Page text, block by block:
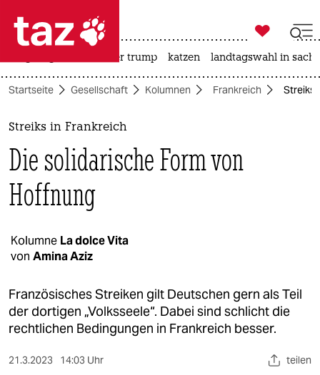
 taz zahl ich
taz zahl ich
themen
politik
öko
kultur
sport
berlin
nord

taz zahl ich
usa unter trump katzen landtagswahl in
Startseite Gesellschaft Kolumnen Frankreich Streiks
Streiks in Frankreich
Die solidarische Form von
Hoffnung
Kolumne La dolce Vita
von Amina Aziz
Französisches Streiken gilt Deutschen gern als Teil
der dortigen „Volksseele“. Dabei sind schlicht die
rechtlichen Bedingungen in Frankreich besser.
21.3.2023 14:03 Uhr teilen